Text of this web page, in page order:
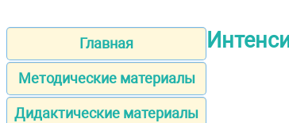
Главная
Методические материалы
Дидактические материалы